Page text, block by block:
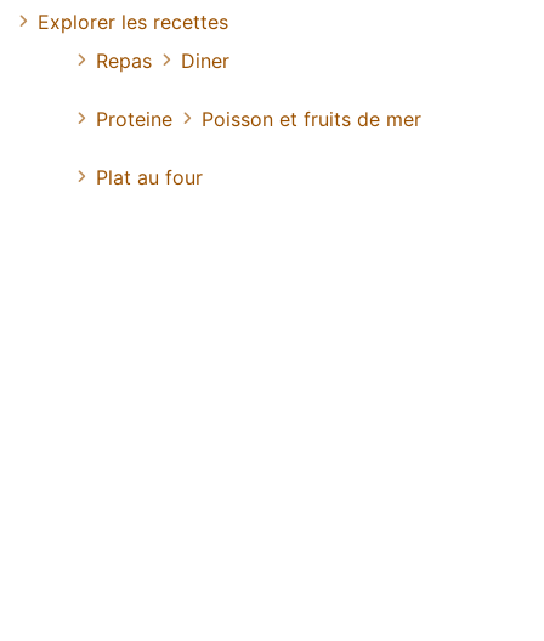
Explorer les recettes
Repas
Diner
Proteine Poisson et fruits de mer
Plat au four